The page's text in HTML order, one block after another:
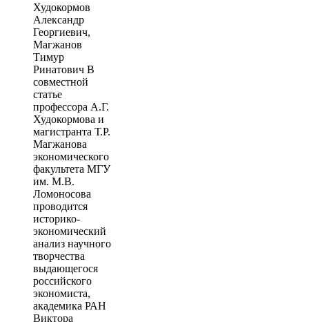
Худокормов
Александр
Георгиевич,
Магжанов
Тимур
Ринатович В
совместной
статье
профессора А.Г.
Худокормова и
магистранта Т.Р.
Магжанова
экономического
факультета МГУ
им. М.В.
Ломоносова
проводится
историко-
экономический
анализ научного
творчества
выдающегося
российского
экономиста,
академика РАН
Виктора